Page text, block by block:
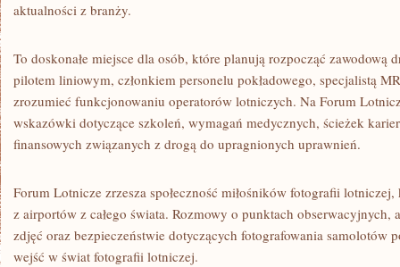
aktualności z branży.
To doskonałe miejsce dla osób, które planują rozpocząć zawodową
pilotem liniowym, członkiem personelu pokładowego, specjalistą
zrozumieć funkcjonowaniu operatorów lotniczych. Na Forum
wskazówki dotyczące szkoleń, wymagań medycznych, ścieżek
finansowych związanych z drogą do upragnionych uprawnień.
Forum Lotnicze zrzesza społeczność miłośników fotografii
z airportów z całego świata. Rozmowy o punktach obserwacyjnych,
zdjęć oraz bezpieczeństwie dotyczących fotografowania samolotów
wejść w świat fotografii lotniczej.